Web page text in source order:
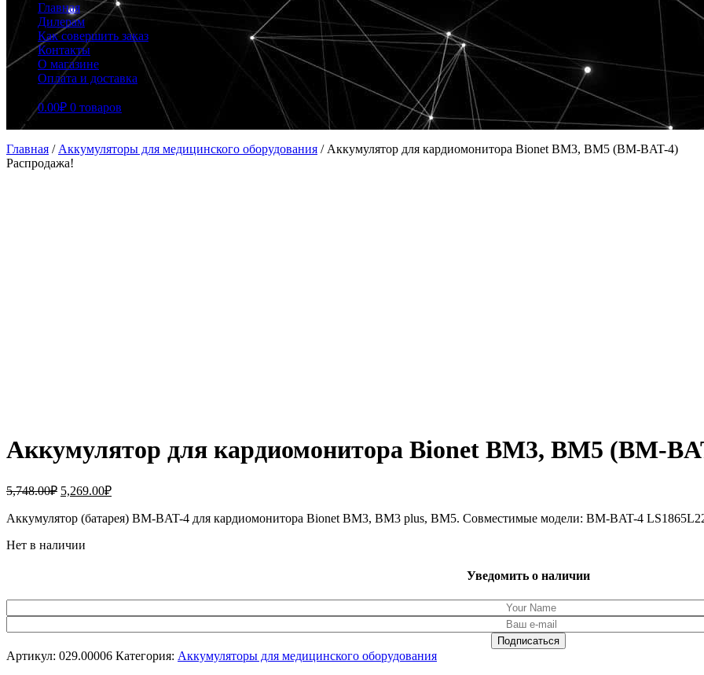
Главная
Дилерам
Как совершить заказ
Контакты
О магазине
Оплата и доставка
0.00₽ 0 товаров
Главная / Аккумуляторы для медицинского оборудования / Аккумулятор для кардиомонитора Bionet BM3, BM5 (BM-BAT-4)
Распродажа!
Аккумулятор для кардиомонитора Bionet BM3, BM5 (BM-
5,748.00₽ Первоначальная
составляла
5,269.00₽Текущая
5,269.00₽.
Аккумулятор (батарея) BM-BAT-4 для кардиомонитора Bionet BM3, BM3 plus, BM5. Совместимые модели: BM-BAT-4
Нет в наличии
Уведомить о наличии
Артикул: 029.00006 Категория: Аккумуляторы для медицинского оборудования